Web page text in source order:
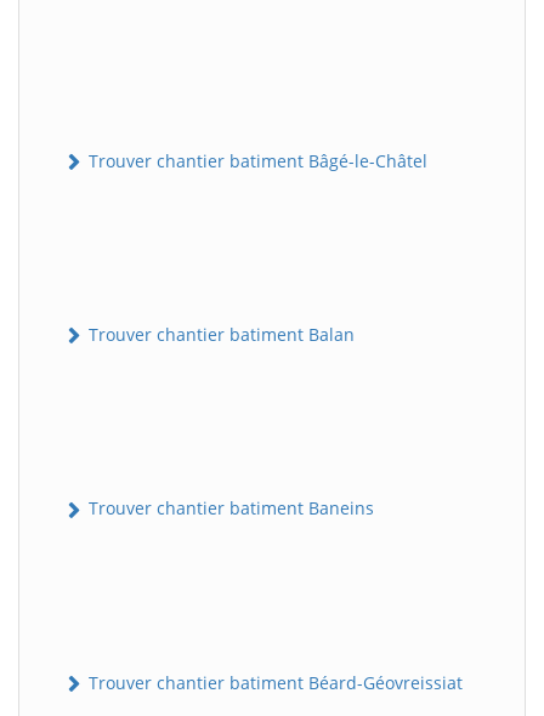
Trouver chantier batiment Bâgé-le-Châtel
Trouver chantier batiment Balan
Trouver chantier batiment Baneins
Trouver chantier batiment Béard-Géovreissiat